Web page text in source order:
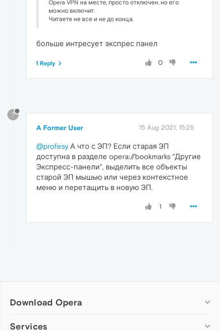
Opera VPN на месте, просто отключен, но его
можно включит.
Читаете не все и не до конца.
больше интресует экспрес панел
0
1 Reply
?
A Former User 15 Aug 2021, 15:25
@profesyА что с ЭП? Если старая ЭП
доступна в разделе opera://bookmarks "Другие
Экспресс-панели", выделить все объекты
старой ЭП мышью или через контекстное
меню и перетащить в новую ЭП.
1
Download Opera
Computer browsers
Services